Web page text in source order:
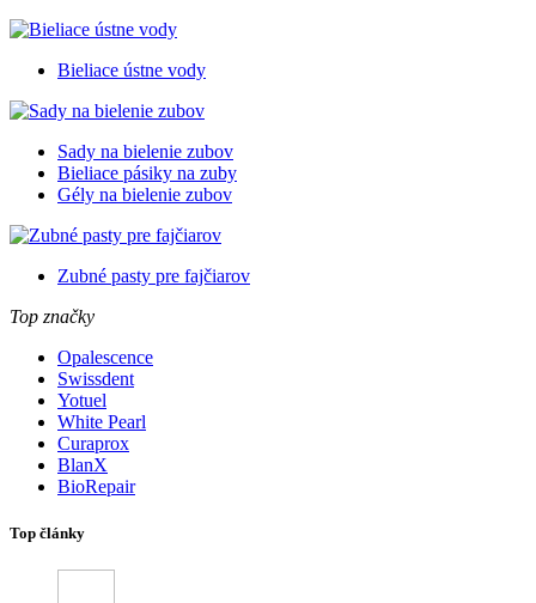
Bieliace ústne vody
Sady na bielenie zubov
Bieliace pásiky na zuby
Gély na bielenie zubov
Zubné pasty pre fajčiarov
Top značky
Opalescence
Swissdent
Yotuel
White Pearl
Curaprox
BlanX
BioRepair
Top články